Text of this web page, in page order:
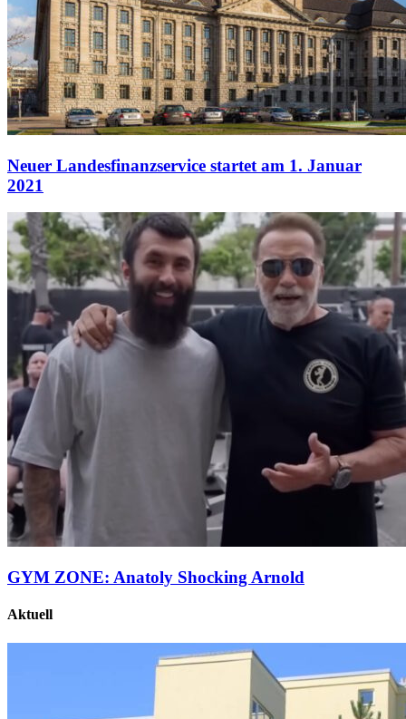
Neuer Landesfinanzservice startet am 1. Januar
2021
GYM ZONE: Anatoly Shocking Arnold
Aktuell